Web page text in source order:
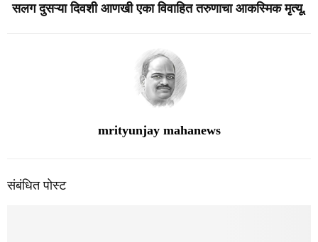
सलग दुसऱ्या दिवशी आणखी एका विवाहित तरुणाचा आकस्मिक मृत्यू.
mrityunjay mahanews
संबंधित पोस्ट